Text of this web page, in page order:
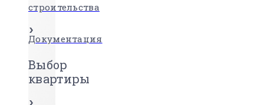
строительства
Документация
Выбор
квартиры